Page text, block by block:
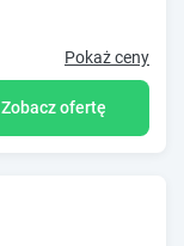
Pokaż ceny
Zobacz ofertę